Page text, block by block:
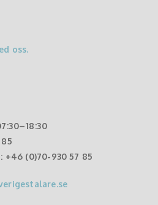
oss.
+46 (0)70-930 57 85